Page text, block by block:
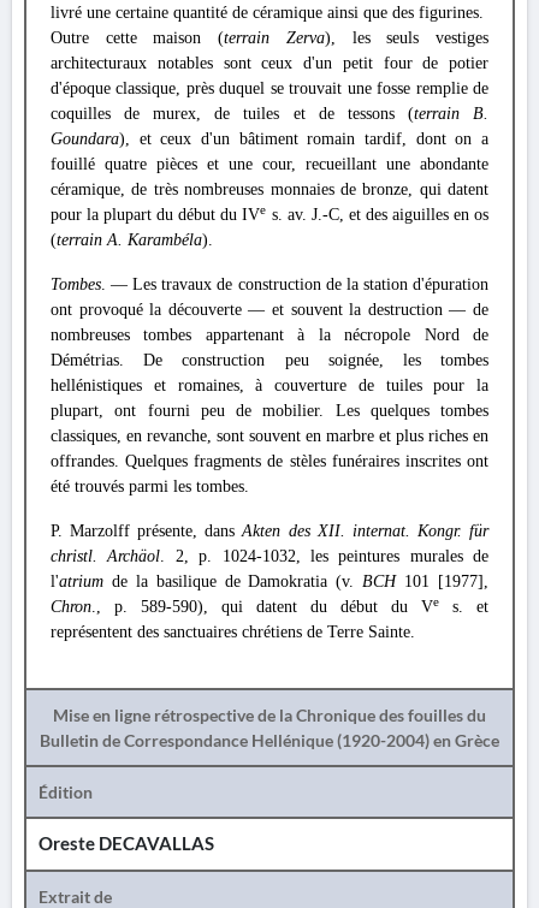
livré une certaine quantité de céramique ainsi que des figurines.
Outre cette maison (terrain Zerva), les seuls vestiges
architecturaux notables sont ceux d'un petit four de potier
d'époque classique, près duquel se trouvait une fosse remplie de
coquilles de murex, de tuiles et de tessons (terrain B.
Goundara), et ceux d'un bâtiment romain tardif, dont on a
fouillé quatre pièces et une cour, recueillant une abondante
céramique, de très nombreuses monnaies de bronze, qui datent
pour la plupart du début du IVe s. av. J.-C, et des aiguilles en os
(terrain A. Karambéla).
Tombes. — Les travaux de construction de la station d'épuration
ont provoqué la découverte — et souvent la destruction — de
nombreuses tombes appartenant à la nécropole Nord de
Démétrias. De construction peu soignée, les tombes
hellénistiques et romaines, à couverture de tuiles pour la
plupart, ont fourni peu de mobilier. Les quelques tombes
classiques, en revanche, sont souvent en marbre et plus riches en
offrandes. Quelques fragments de stèles funéraires inscrites ont
été trouvés parmi les tombes.
P. Marzolff présente, dansAkten des XII. internat. Kongr. für
christl. Archäol. 2, p. 1024-1032, les peintures murales de
l'atrium de la basilique de Damokratia (v.BCH 101 [1977],
Chron., p. 589-590), qui datent du début du Ve
s. et
représentent des sanctuaires chrétiens de Terre Sainte.
Mise en ligne rétrospective de la Chronique des fouilles du
Bulletin de Correspondance Hellénique (1920-2004) en Grèce
Édition
Oreste DECAVALLAS
Extrait de